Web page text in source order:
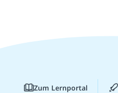
Zum Lernportal